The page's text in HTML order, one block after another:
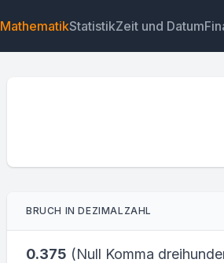
MathematikStatistikZeit und Datum
BRUCH IN DEZIMALZAHL
0.375 (Null Komma